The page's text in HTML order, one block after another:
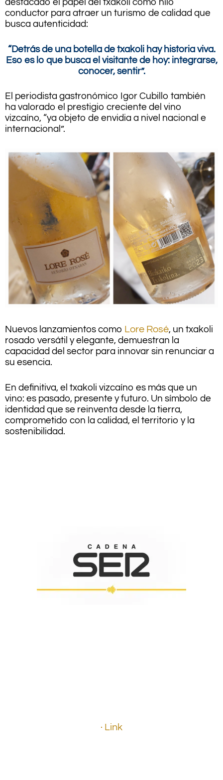
destacado el papel del txakoli como hilo
conductor para atraer un turismo de calidad que
busca autenticidad:
“Detrás de una botella de txakoli hay historia viva.
Eso es lo que busca el visitante de hoy: integrarse,
conocer, sentir”.
El periodista gastronómico Igor Cubillo también
ha valorado el prestigio creciente del vino
vizcaíno, “ya objeto de envidia a nivel nacional e
internacional”.
Nuevos lanzamientos como Lore Rosé, un txakoli
rosado versátil y elegante, demuestran la
capacidad del sector para innovar sin renunciar a
su esencia.
En definitiva, el txakoli vizcaíno es más que un
vino: es pasado, presente y futuro. Un símbolo de
identidad que se reinventa desde la tierra,
comprometido con la calidad, el territorio y la
sostenibilidad.
· Link